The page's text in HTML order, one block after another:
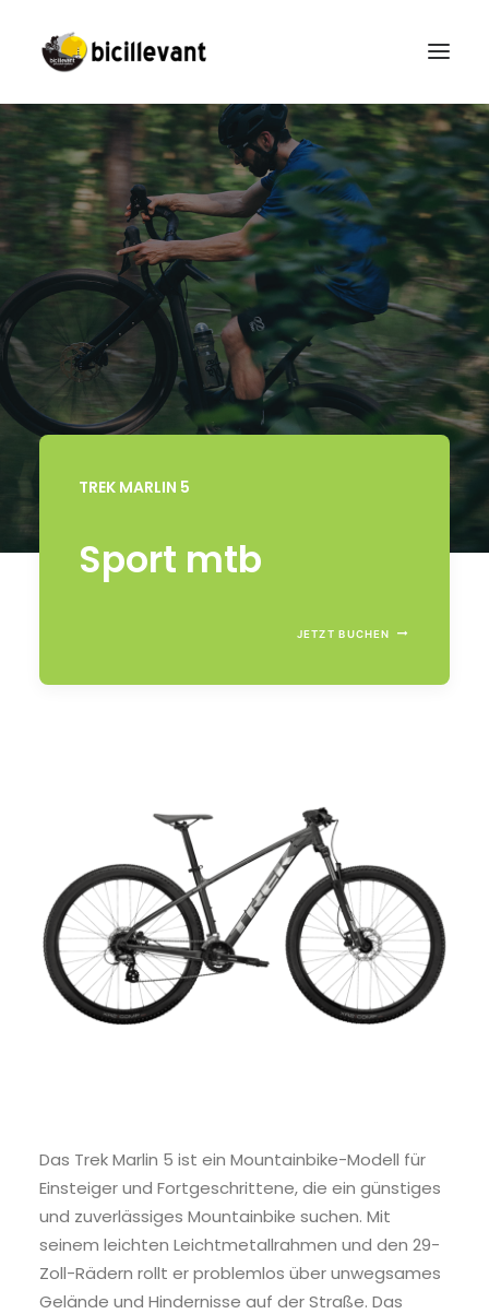
HAUPTSEITE
FAHRRADVERLEIH
GEFÜHRTE ROUTEN
CAMPUS BICILLEVANT
DEUTSCH
TREK MARLIN 5
Sport mtb
JETZT BUCHEN
Das Trek Marlin 5 ist ein Mountainbike-Modell für
Einsteiger und Fortgeschrittene, die ein günstiges
und zuverlässiges Mountainbike suchen. Mit
seinem leichten Leichtmetallrahmen und den 29-
Zoll-Rädern rollt er problemlos über unwegsames
Gelände und Hindernisse auf der Straße. Das